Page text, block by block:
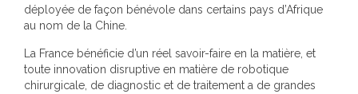
déployée de façon bénévole dans certains pays d’Afrique
au nom de la Chine.
La France bénéficie d’un réel savoir-faire en la matière, et
toute innovation disruptive en matière de robotique
chirurgicale, de diagnostic et de traitement a de grandes